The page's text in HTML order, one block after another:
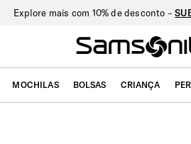
Explore mais com 10% de desconto –
MOCHILAS BOLSAS CRIANÇA